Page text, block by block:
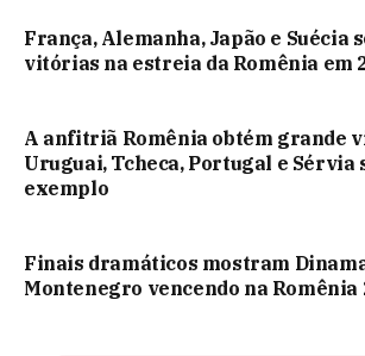
França, Alemanha, Japão e Suécia
vitórias na estreia da Romênia em
A anfitriã Romênia obtém grande
Uruguai, Tcheca, Portugal e Sérvia
exemplo
Finais dramáticos mostram
Montenegro vencendo na Romênia